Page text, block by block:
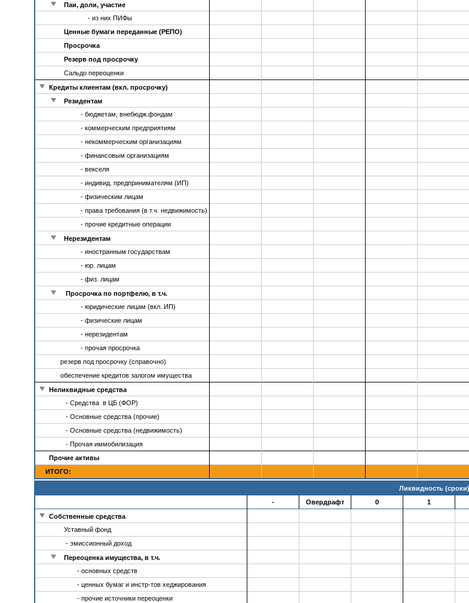
Паи, доли, участие
- из них ПИФы
Ценные бумаги переданные (РЕПО)
Просрочка
Резерв под просрочку
Сальдо переоценки
Кредиты клиентам (вкл. просрочку)
Резидентам
- бюджетам, внебюдж.фондам
- коммерческим предприятиям
- некоммерческим организациям
- финансовым организациям
- векселя
- индивид. предпринимателям (ИП)
- физическим лицам
- права требования (в т.ч. недвижимость)
- прочие кредитные операции
Нерезидентам
- иностранным государствам
- юр. лицам
- физ. лицам
Просрочка по портфелю, в т.ч.
- юридические лицам (вкл. ИП)
- физические лицам
- нерезидентам
- прочая просрочка
резерв под просрочку (справочно)
обеспечение кредитов залогом имущества
Неликвидные средства
- Средства в ЦБ (ФОР)
- Основные средства (прочие)
- Основные средства (недвижимость)
- Прочая иммобилизация
Прочие активы
ИТОГО:
Ликвидность
-
Овердрафт 0 1
Собственные средства
Уставный фонд
- эмиссионный доход
Переоценка имущества, в т.ч.
- основных средств
- ценных бумаг и инстр-тов хеджирования
- прочие источники переоценки